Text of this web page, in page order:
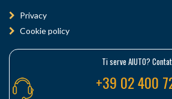
Privacy
Cookie policy
Ti serve AIUTO?
+39 02 400